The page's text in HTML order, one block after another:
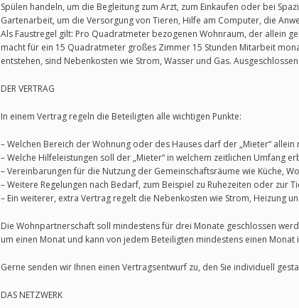
Spülen handeln, um die Begleitung zum Arzt, zum Einkaufen oder bei
Gartenarbeit, um die Versorgung von Tieren, Hilfe am Computer, die
Als Faustregel gilt: Pro Quadratmeter bezogenen Wohnraum, der allein
macht für ein 15 Quadratmeter großes Zimmer 15 Stunden Mitarbeit
entstehen, sind Nebenkosten wie Strom, Wasser und Gas.
DER VERTRAG
In einem Vertrag regeln die Beteiligten alle wichtigen Punkte:
– Welchen Bereich der Wohnung oder des Hauses darf der „Mieter“ allein
– Welche Hilfeleistungen soll der „Mieter“ in welchem zeitlichen Umfang
– Vereinbarungen für die Nutzung der Gemeinschaftsräume wie Küche,
– Weitere Regelungen nach Bedarf, zum Beispiel zu Ruhezeiten oder zur
– Ein weiterer, extra Vertrag regelt die Nebenkosten wie Strom, Heizung
Die Wohnpartnerschaft soll mindestens für drei Monate geschlossen
um einen Monat und kann von jedem Beteiligten mindestens einen
Gerne senden wir Ihnen einen Vertragsentwurf zu, den Sie individuell
DAS NETZWERK